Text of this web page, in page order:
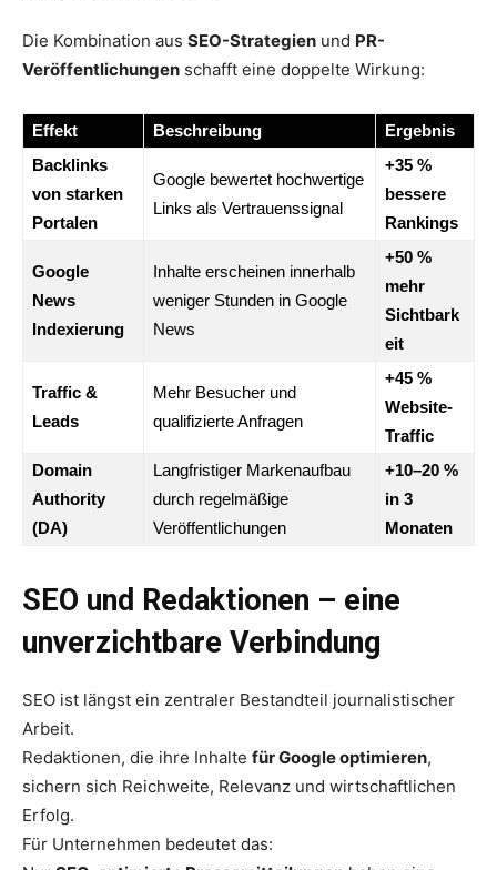
Die Kombination aus SEO-Strategien und PR-
Veröffentlichungen schafft eine doppelte Wirkung:
Effekt Beschreibung
Ergebnis
Backlinks
von starken
Portalen
Google bewertet hochwertige
Links als Vertrauenssignal
+35 %
bessere
Rankings
Google
News
Indexierung
Inhalte erscheinen innerhalb
weniger Stunden in Google
News
+50 %
mehr
Sichtbark
eit
Traffic &
Leads
Mehr Besucher und
qualifizierte Anfragen
+45 %
Website-
Traffic
Domain
Authority
(DA)
Langfristiger Markenaufbau
durch regelmäßige
Veröffentlichungen
+10–20 %
in 3
Monaten
SEO und Redaktionen – eine
unverzichtbare Verbindung
SEO ist längst ein zentraler Bestandteil journalistischer
Arbeit.
Redaktionen, die ihre Inhalte für Google optimieren,
sichern sich Reichweite, Relevanz und wirtschaftlichen
Erfolg.
Für Unternehmen bedeutet das: